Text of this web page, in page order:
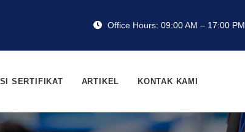
Office Hours: 09:00 AM – 17:00 PM
SERTIFIKAT ARTIKEL KONTAK KAMI